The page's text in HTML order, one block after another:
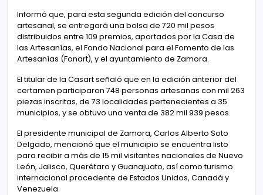
Informó que, para esta segunda edición del concurso
artesanal, se entregará una bolsa de 720 mil pesos
distribuidos entre 109 premios, aportados por la Casa de
las Artesanías, el Fondo Nacional para el Fomento de las
Artesanías (Fonart), y el ayuntamiento de Zamora.
El titular de la Casart señaló que en la edición anterior del
certamen participaron 748 personas artesanas con mil 263
piezas inscritas, de 73 localidades pertenecientes a 35
municipios, y se obtuvo una venta de 382 mil 939 pesos.
El presidente municipal de Zamora, Carlos Alberto Soto
Delgado, mencionó que el municipio se encuentra listo
para recibir a más de 15 mil visitantes nacionales de Nuevo
León, Jalisco, Querétaro y Guanajuato, así como turismo
internacional procedente de Estados Unidos, Canadá y
Venezuela.